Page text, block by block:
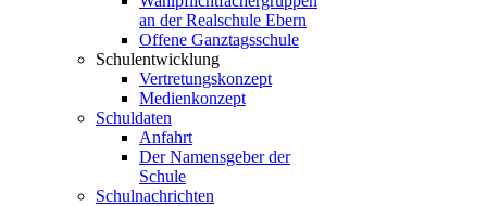
an der Realschule Ebern
Offene Ganztagsschule
Schulentwicklung
Vertretungskonzept
Medienkonzept
Schuldaten
Anfahrt
Der Namensgeber der
Schule
Schulnachrichten